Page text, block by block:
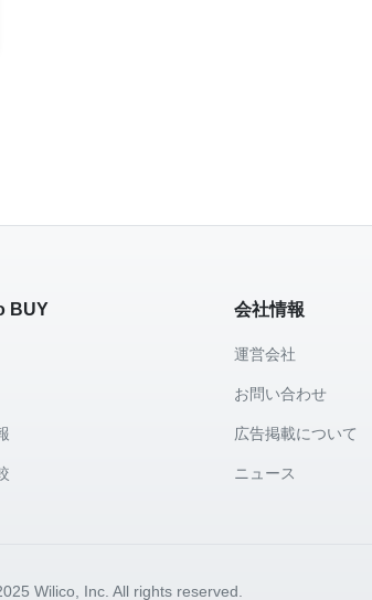
BUY 会社情報
運営会社
お問い合わせ
広告掲載について
ニュース
Wilico, Inc. All rights reserved.